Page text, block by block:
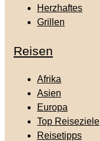
Herzhaftes
Grillen
Reisen
Afrika
Asien
Europa
Top Reiseziele
Reisetipps